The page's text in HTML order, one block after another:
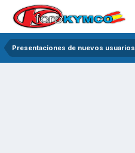
Presentaciones de nuevos usuarios